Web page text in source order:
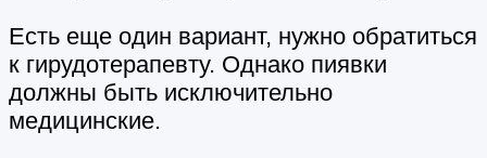
Есть еще один вариант, нужно обратиться
к гирудотерапевту. Однако пиявки
должны быть исключительно
медицинские.